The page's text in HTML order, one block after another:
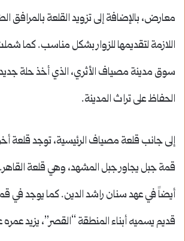
معارض، بالإضافة إلى تزويد القلعة بالمرافق
اللازمة لتقديمها للزوار بشكل مناسب. كما
سوق مدينة مصياف الأثري، الذي أخذ حلة
الحفاظ على تراث المدينة.
إلى جانب قلعة مصياف الرئيسية، توجد قلعة
قمة جبل يجاور جبل المشهد، وهي قلعة القاهر.
أيضاً في عهد سنان راشد الدين.كما يوجد في
قديم يسميه أبناء المنطقة “القصر”، يزيد